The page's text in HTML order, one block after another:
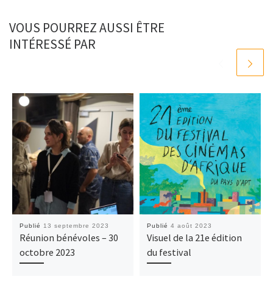
VOUS POURREZ AUSSI ÊTRE
INTÉRESSÉ PAR
Publié 13 septembre 2023
Réunion bénévoles – 30
octobre 2023
Publié 4 août 2023
Visuel de la 21e édition
du festival